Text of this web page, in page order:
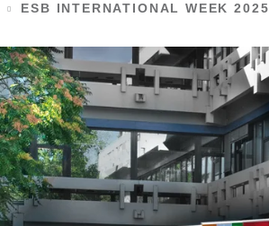
ESB INTERNATIONAL WEEK 2025